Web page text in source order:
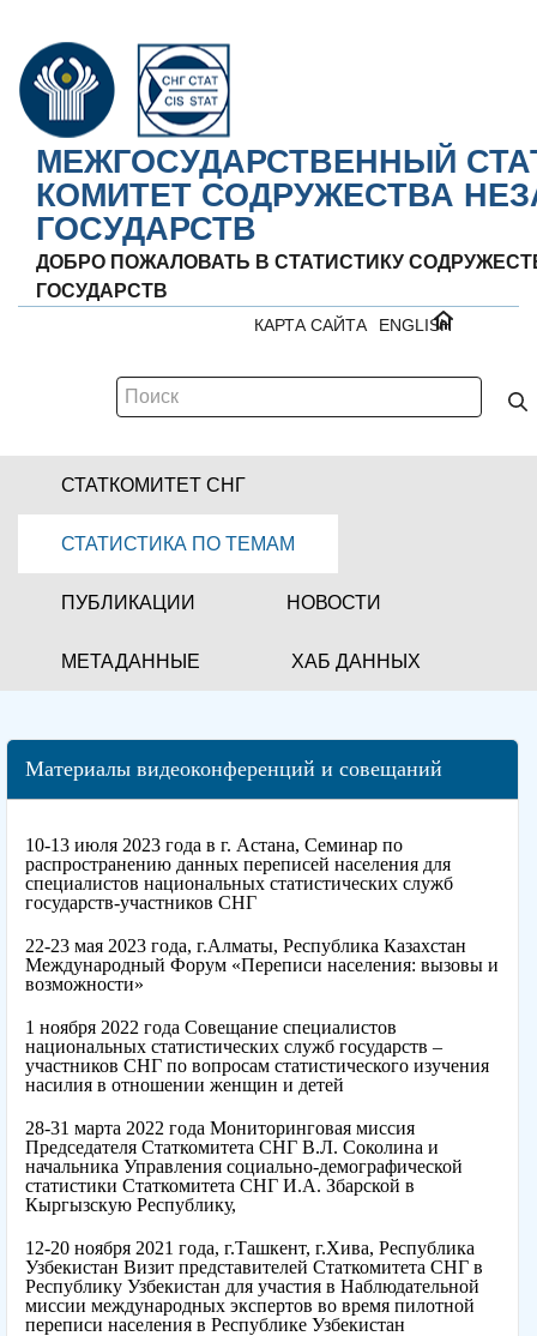
МЕЖГОСУДАРСТВЕННЫЙ
КОМИТЕТ СОДРУЖЕСТВА
ГОСУДАРСТВ
ДОБРО ПОЖАЛОВАТЬ В СТАТИСТИКУ
ГОСУДАРСТВ
ENGLISH
КАРТА САЙТА
СТАТКОМИТЕТ СНГ
СТАТИСТИКА ПО ТЕМАМ
ПУБЛИКАЦИИ НОВОСТИ
МЕТАДАННЫЕ ХАБ ДАННЫХ
Материалы видеоконференций и совещаний
10-13 июля 2023 года в г. Астана, Семинар по
распространению данных переписей населения для
специалистов национальных статистических служб
государств-участников СНГ
22-23 мая 2023 года, г.Алматы, Республика Казахстан
Международный Форум «Переписи населения: вызовы и
возможности»
1 ноября 2022 года Совещание специалистов
национальных статистических служб государств –
участников СНГ по вопросам статистического изучения
насилия в отношении женщин и детей
28-31 марта 2022 года Мониторинговая миссия
Председателя Статкомитета СНГ В.Л. Соколина и
начальника Управления социально-демографической
статистики Статкомитета СНГ И.А. Збарской в
Кыргызскую Республику,
12-20 ноября 2021 года, г.Ташкент, г.Хива, Республика
Узбекистан Визит представителей Статкомитета СНГ в
Республику Узбекистан для участия в Наблюдательной
миссии международных экспертов во время пилотной
переписи населения в Республике Узбекистан